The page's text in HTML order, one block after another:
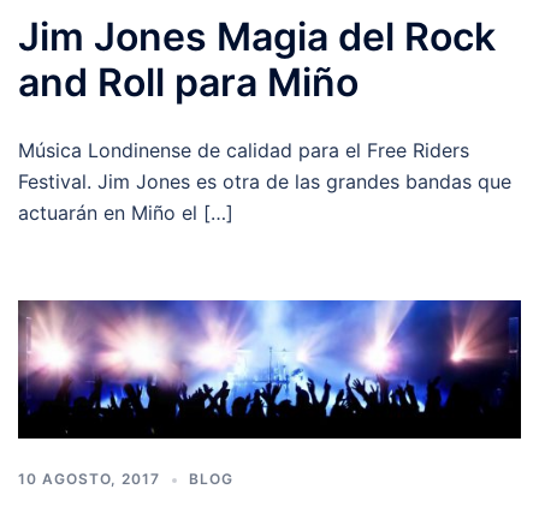
Jim Jones Magia del Rock
and Roll para Miño
Música Londinense de calidad para el Free Riders
Festival. Jim Jones es otra de las grandes bandas que
actuarán en Miño el […]
10 AGOSTO, 2017 BLOG